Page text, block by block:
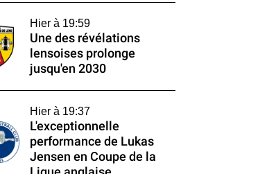
Hier à 19:59
Une des révélations
lensoises prolonge
jusqu'en 2030
Hier à 19:37
L'exceptionnelle
performance de Lukas
Jensen en Coupe de la